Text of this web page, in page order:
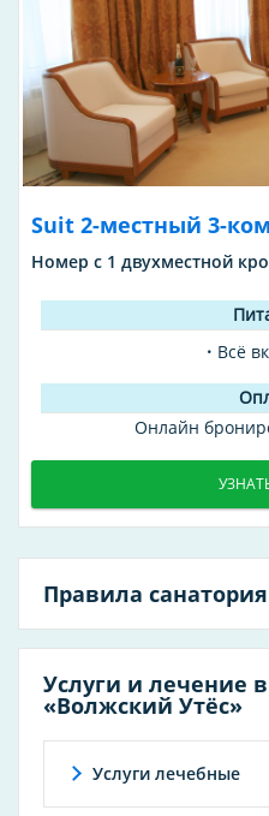
Suit 2-местный 3-
Номер с 1 двухместной
Всё
Онлайн
Правила санатория
Услуги и лечение
«Волжский Утёс»
Услуги лечебные